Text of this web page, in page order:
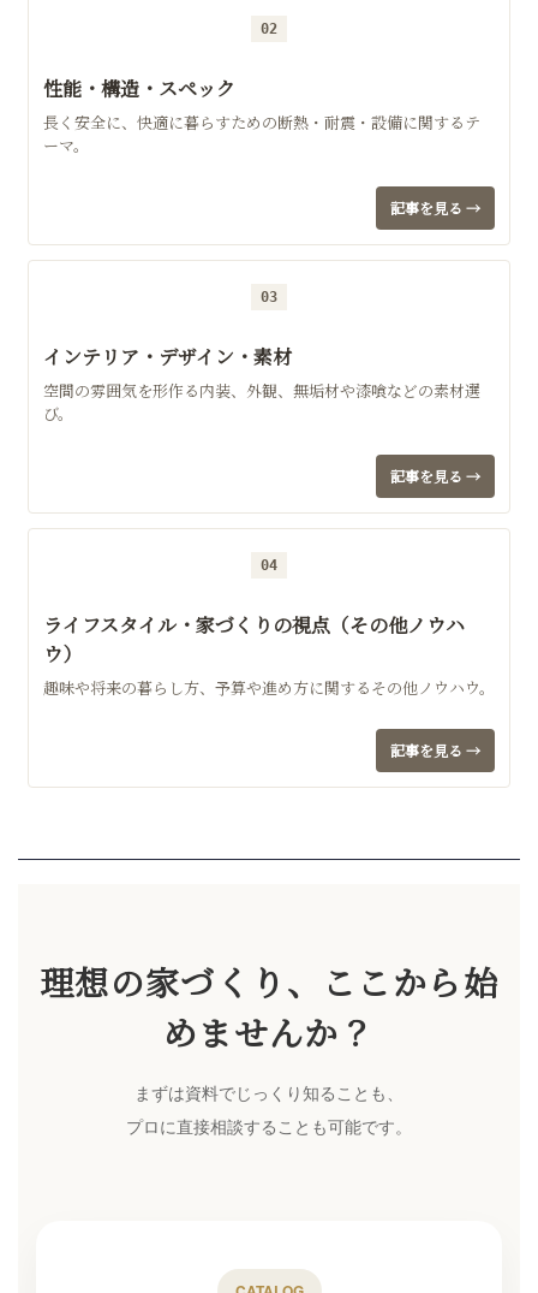
02
性能・構造・スペック
長く安全に、快適に暮らすための断熱・耐震・設備に関するテ
ーマ。
記事を見る →
03
インテリア・デザイン・素材
空間の雰囲気を形作る内装、外観、無垢材や漆喰などの素材選
び。
記事を見る →
04
ライフスタイル・家づくりの視点（その他ノウハ
ウ）
趣味や将来の暮らし方、予算や進め方に関するその他ノウハウ。
記事を見る →
理想の家づくり、ここから始
めませんか？
まずは資料でじっくり知ることも、
プロに直接相談することも可能です。